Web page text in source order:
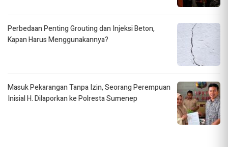
Perbedaan Penting Grouting dan Injeksi Beton,
Kapan Harus Menggunakannya?
Masuk Pekarangan Tanpa Izin, Seorang Perempuan
Inisial H. Dilaporkan ke Polresta Sumenep